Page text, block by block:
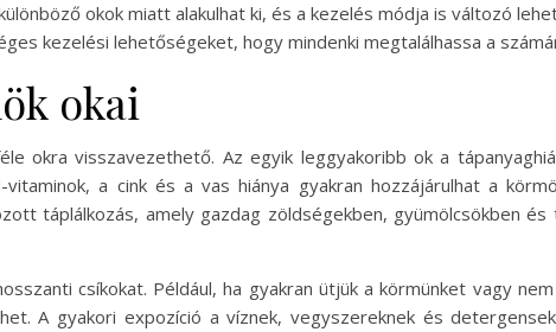
okok miatt alakulhat ki, és a kezelés módja is változó
kezelési lehetőségeket, hogy mindenki megtalálhassa a
okai
okra visszavezethető. Az egyik leggyakoribb ok a
a cink és a vas hiánya gyakran hozzájárulhat a
táplálkozás, amely gazdag zöldségekben, gyümölcsökben
csíkokat. Például, ha gyakran ütjük a körmünket vagy
A gyakori expozíció a víznek, vegyszereknek és